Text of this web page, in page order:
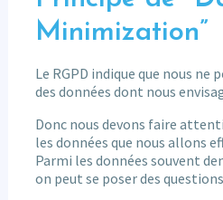
Minimization”
Le RGPD indique que nous ne
des données dont nous
Donc nous devons faire
les données que nous allons
Parmi les données souvent
on peut se poser des questions